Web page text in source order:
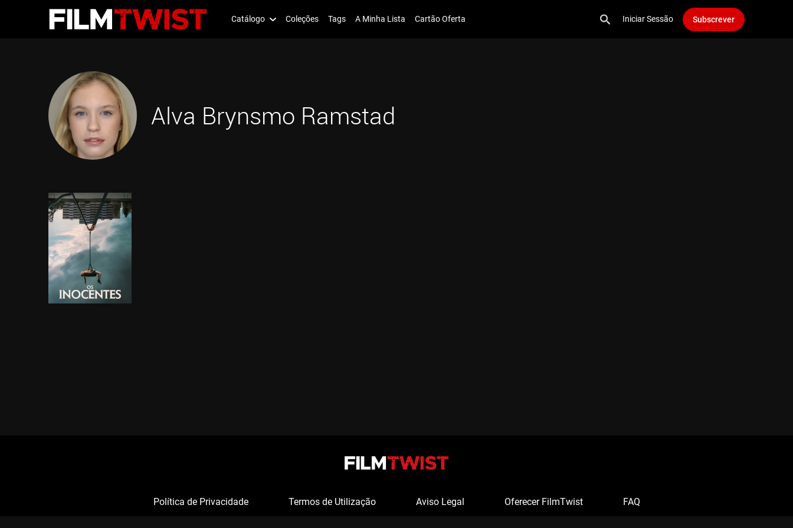
Catálogo Coleções Tags A Minha Lista Cartão Oferta Iniciar Sessão Subscrever
Alva Brynsmo Ramstad
Política de Privacidade Termos de Utilização Aviso Legal Oferecer FilmTwist FAQ